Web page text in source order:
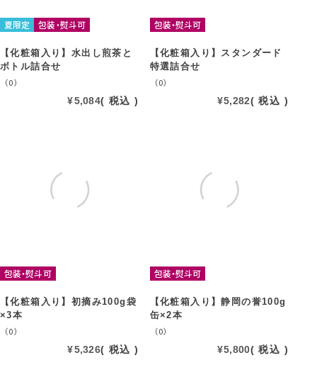
夏限定 包装・熨斗可
【化粧箱入り】水出し煎茶と
ボトル詰合せ
（0）
¥5,084 税込
包装・熨斗可
【化粧箱入り】スタンダード
特選詰合せ
（0）
¥5,282 税込
包装・熨斗可
【化粧箱入り】初摘み100g袋
×3本
（0）
¥5,326 税込
包装・熨斗可
【化粧箱入り】静岡の誉100g
缶×2本
（0）
¥5,800 税込